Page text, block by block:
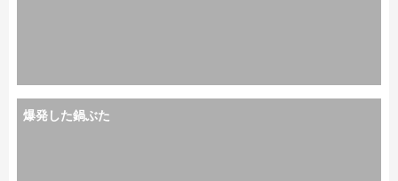
爆発した鍋ぶた